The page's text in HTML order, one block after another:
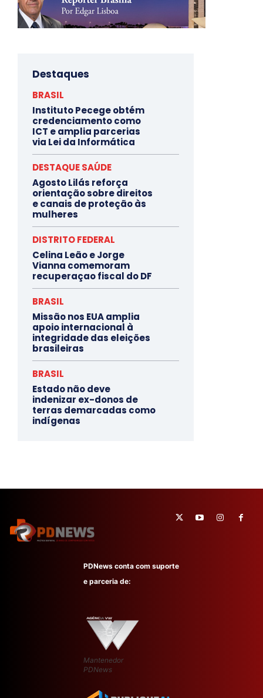
Destaques
BRASIL
Instituto Pecege obtém
credenciamento como
ICT e amplia parcerias
via Lei da Informática
DESTAQUE SAÚDE
Agosto Lilás reforça
orientação sobre direitos
e canais de proteção às
mulheres
DISTRITO FEDERAL
Celina Leão e Jorge
Vianna comemoram
recuperaçao fiscal do DF
BRASIL
Missão nos EUA amplia
apoio internacional à
integridade das eleições
brasileiras
BRASIL
Estado não deve
indenizar ex-donos de
terras demarcadas como
indígenas
PDNews conta com suporte
e parceria de:
Mantenedor
PDNews